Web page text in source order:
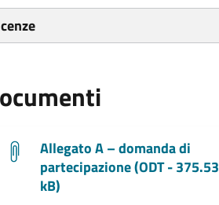
Allegato A – domanda di
partecipazione (ODT - 375.53
kB)